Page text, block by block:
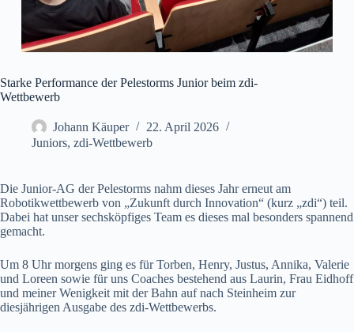
Starke Performance der Pelestorms Junior beim zdi-
Wettbewerb
Johann Käuper
22. April 2026
Juniors, zdi-Wettbewerb
Die Junior-AG der Pelestorms nahm dieses Jahr erneut am
Robotikwettbewerb von „Zukunft durch Innovation“ (kurz „zdi“) teil.
Dabei hat unser sechsköpfiges Team es dieses mal besonders spannend
gemacht.
Um 8 Uhr morgens ging es für Torben, Henry, Justus, Annika, Valerie
und Loreen sowie für uns Coaches bestehend aus Laurin, Frau Eidhoff
und meiner Wenigkeit mit der Bahn auf nach Steinheim zur
diesjährigen Ausgabe des zdi-Wettbewerbs.